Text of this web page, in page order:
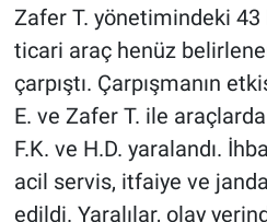
Zafer T. yönetimindeki 43
ticari araç henüz
çarpıştı. Çarpışmanın
E. ve Zafer T. ile
F.K. ve H.D. yaralandı.
acil servis, itfaiye ve
edildi. Yaralılar, olay